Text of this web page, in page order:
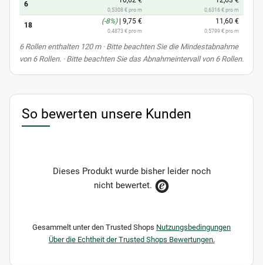
6
0,5308 € pro m 0,6316 € pro m
18 (-8%) 9,75 €
0,4873 € pro m
11,60 €
0,5799 € pro m
x6 Rollen enthalten 120 m· Bitte beachten Sie die Mindestabnahme
von 6 Rollen. · Bitte beachten Sie das Abnahmeintervall von 6 Rollen.
So bewerten unsere Kunden
Dieses Produkt wurde bisher leider noch
nicht bewertet.
Gesammelt unter den Trusted Shops Nutzungsbedingungen
Über die Echtheit der Trusted Shops Bewertungen.